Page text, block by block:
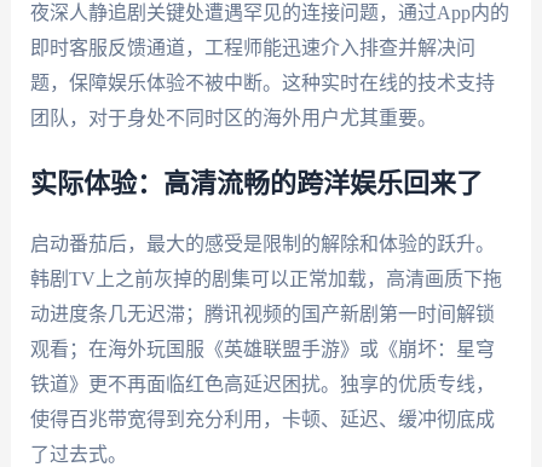
夜深人静追剧关键处遭遇罕见的连接问题，通过App内的
即时客服反馈通道，工程师能迅速介入排查并解决问
题，保障娱乐体验不被中断。这种实时在线的技术支持
团队，对于身处不同时区的海外用户尤其重要。
实际体验：高清流畅的跨洋娱乐回来了
启动番茄后，最大的感受是限制的解除和体验的跃升。
韩剧TV上之前灰掉的剧集可以正常加载，高清画质下拖
动进度条几无迟滞；腾讯视频的国产新剧第一时间解锁
观看；在海外玩国服《英雄联盟手游》或《崩坏：星穹
铁道》更不再面临红色高延迟困扰。独享的优质专线，
使得百兆带宽得到充分利用，卡顿、延迟、缓冲彻底成
了过去式。